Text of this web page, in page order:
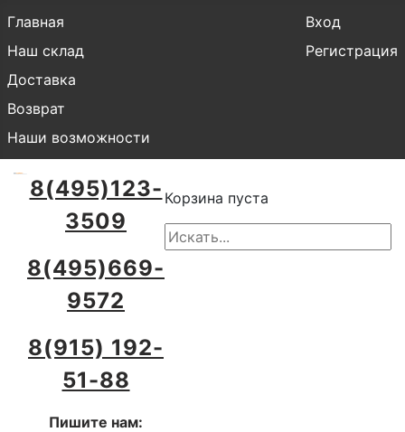
Главная
Наш склад
Доставка
Возврат
Наши возможности
Вход
Регистрация
8(495)123-
3509
8(495)669-
9572
8(915) 192-
51-88
Пишите нам:
Корзина пуста